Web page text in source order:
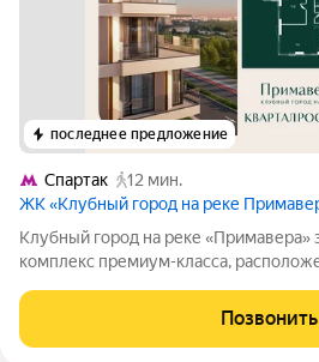
последнее предложение
Спартак
12 мин.
ЖК «Клубный город на реке
Клубный город на реке «Примавера» это современный жилой
комплекс премиум-класса,
Покровское-Стрешнево. Под
находится собственный экопарк с
Позвонить